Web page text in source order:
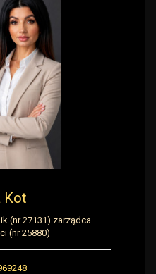
Kot
(nr 27131) zarządca
(nr 25880)